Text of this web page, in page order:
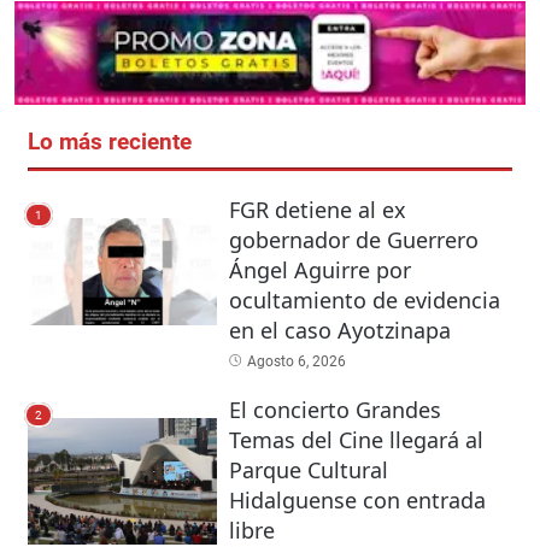
Lo más reciente
1
FGR detiene al ex
gobernador de Guerrero
Ángel Aguirre por
ocultamiento de evidencia
en el caso Ayotzinapa
Agosto 6, 2026
2
El concierto Grandes
Temas del Cine llegará al
Parque Cultural
Hidalguense con entrada
libre